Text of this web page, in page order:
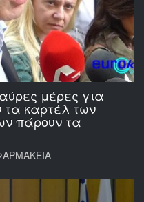
μέρες για
καρτέλ των
πάρουν τα